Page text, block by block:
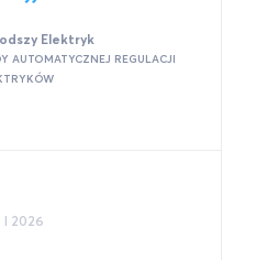
Elektryk
AUTOMATYCZNEJ REGULACJI
I 2026